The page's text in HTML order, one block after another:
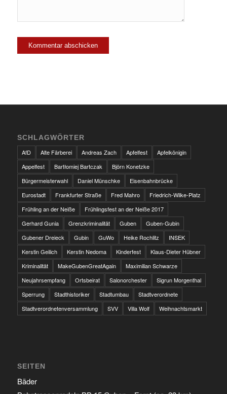
SCHLAGWÖRTER
AfD
Alte Färberei Andreas Zach Apfelfest
Apfelkönigin
Appelfest
Bartłomiej Bartczak
Björn Konetzke
Bürgermeisterwahl
Daniel Münschke
Eisenbahnbrücke
Eurostadt
Frankfurter Straße Fred Mahro
Friedrich-Wilke-Platz
Frühling an der Neiße
Frühlingsfest an der Neiße 2017
Gerhard Gunia
Grenzkriminalität Guben
Guben-Gubin
Gubener Dreieck
Gubin GuWo Heike Rochlitz
INSEK
Kerstin Geilich
Kerstin Nedoma Kinderfest
Klaus-Dieter Hübner
Kriminalität
MakeGubenGreatAgain
Maximilian Schwarze
Neujahrsempfang
Ortsbeirat Salonorchester
Sigrun Morgenthal
Sperrung
Stadthistoriker Stadtumbau
Stadtverordnete
Stadtverordnetenversammlung
SVV Villa Wolf Weihnachtsmarkt
SEITEN
Bäder